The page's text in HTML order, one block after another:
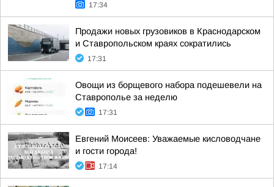
17:34
Продажи новых грузовиков в Краснодарском
и Ставропольском краях сократились
17:31
Овощи из борщевого набора подешевели на
Ставрополье за неделю
17:31
Евгений Моисеев: Уважаемые кисловодчане
и гости города!
17:14